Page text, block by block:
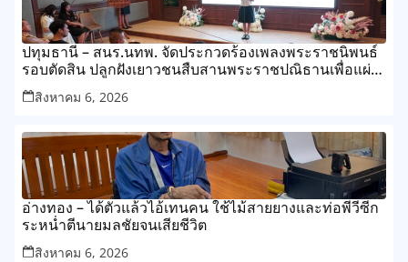
ปทุมธานี – สนร.นทพ. จัดประกวดร้องเพลงพระราชนิพนธ์
รอบตัดสิน ปลูกฝังเยาวชนสืบสานพระราชปณิธานเพื่อแผ่น
ดิน
สิงหาคม 6, 2026
อ่างทอง – ได้ตัวแล้วไอ้เทนคน ใช้ไม้สายยางและท่อพีวีซีก
ระหน่ำตีนายมลชัยจนเสียชีวิต
สิงหาคม 6, 2026